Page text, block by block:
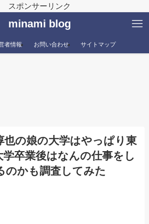
スポンサーリンク
minami blog
者情報 お問い合わせ サイトマップ
也の娘の大学はやっぱり東
学卒業後はなんの仕事をし
のかも調査してみた